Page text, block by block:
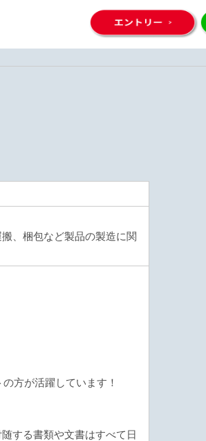
、梱包など製品の製造に関
方が活躍しています！
する書類や文書はすべて日